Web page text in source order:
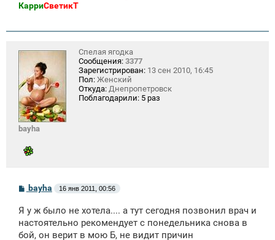
КарриСветикТ
bayha
Спелая ягодка
Сообщения: 3377
Зарегистрирован: 13 сен 2010, 16:45
Пол: Женский
Откуда: Днепропетровск
Поблагодарили: 5 раз
С
б
щ
н
bayha 16 янв 2011, 00:56
Я у ж было не хотела.... а тут сегодня позвонил врач и
настоятельно рекомендует с понедельника снова в
бой, он верит в мою Б, не видит причин